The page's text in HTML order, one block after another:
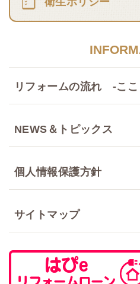
リフォームの流れ -ここ
NEWS＆トピックス
個人情報保護方針
サイトマップ